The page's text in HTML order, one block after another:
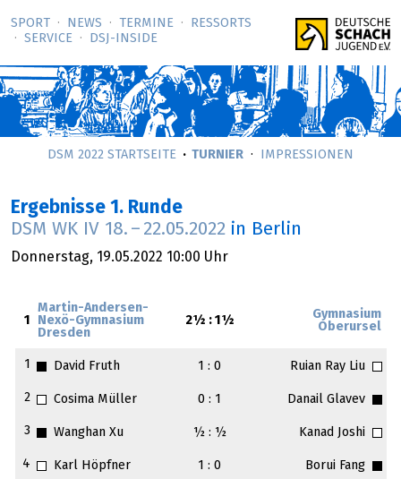
SPORT NEWS TERMINE
RESSORTS
SERVICE
DSJ-­INSIDE
DSM 2022 STARTSEITE TURNIER IMPRESSIONEN
Ergebnisse 1. Runde
DSM WK IV 18. – 22.05.2022 in Berlin
Donnerstag, 19.05.2022 10:00 Uhr
1
Martin-Andersen-
Nexö-Gymnasium
Dresden
2½ : 1½
Gymnasium
Oberursel
1 David Fruth 1 : 0 Ruian Ray Liu
2 Cosima Müller 0 : 1 Danail Glavev
3 Wanghan Xu ½ : ½ Kanad Joshi
4 Karl Höpfner 1 : 0 Borui Fang